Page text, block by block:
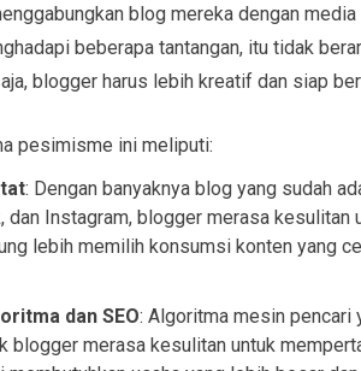
blog mereka dengan
beberapa tantangan, itu tidak
blogger harus lebih kreatif dan siap
pesimisme ini meliputi:
: Dengan banyaknya blog yang sudah
dan Instagram, blogger merasa kesulitan
lebih memilih konsumsi konten yang
dan SEO: Algoritma mesin pencari
blogger merasa kesulitan untuk